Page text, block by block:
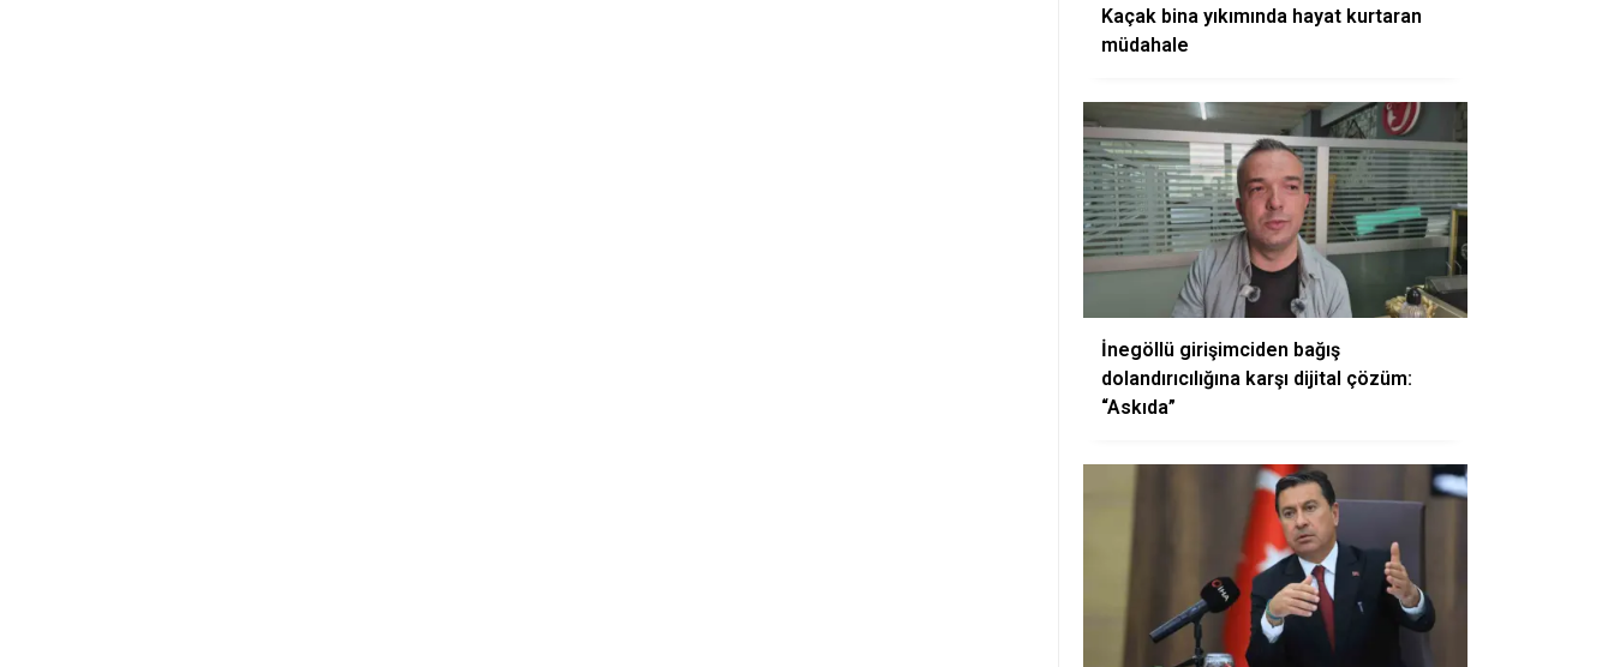
Kaçak bina yıkımında hayat kurtaran
müdahale
İnegöllü girişimciden bağış
dolandırıcılığına karşı dijital çözüm:
“Askıda”